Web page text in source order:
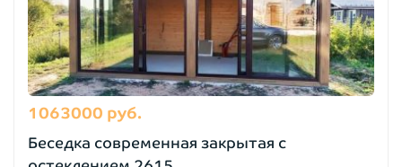
1063000 руб.
Беседка современная закрытая с